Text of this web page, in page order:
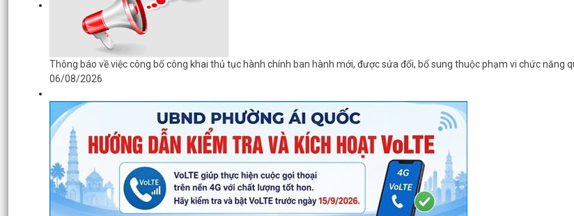
Thông báo về việc công bố công khai thủ tục hành chính ban hành mới, được sửa đổi, bổ sung thuộc phạm vi chức năng
06/08/2026